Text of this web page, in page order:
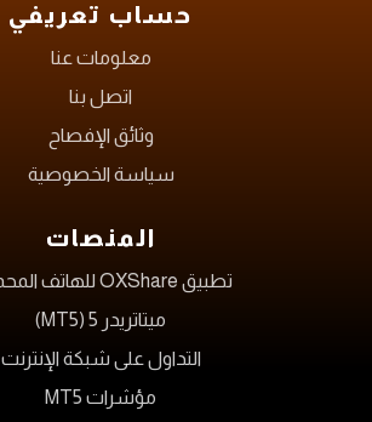
حساب تعريفي
معلومات عنا
اتصل بنا
وثائق الإفصاح
سياسة الخصوصية
المنصات
تطبيق OXShare للهاتف المحمول
ميتاتريدر 5 (MT5)
التداول على شبكة الإنترنت
مؤشرات MT5